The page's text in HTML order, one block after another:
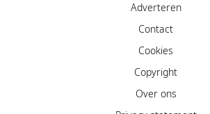
Adverteren
Contact
Cookies
Copyright
Over ons